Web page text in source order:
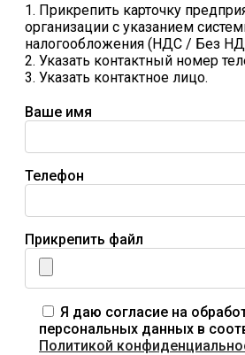
1. Прикрепить карточку
организации с указанием
налогообложения (НДС / Без
2. Указать контактный номер
3. Указать контактное лицо.
Ваше имя
Телефон
Прикрепить файл
Я даю согласие на
персональных данных в
Политикой